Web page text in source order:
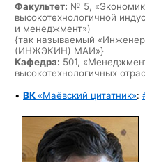
Факультет: № 5,
высокотехнологичной
и менеджмент»)
{так называемый
(ИНЖЭКИН) МАИ»}
Кафедра: 501,
высокотехнологичных
• ВК «Маёвский цитатник»: